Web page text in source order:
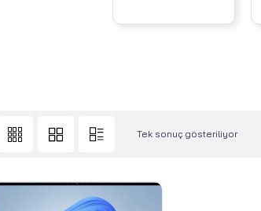
Tek sonuç gösteriliyor